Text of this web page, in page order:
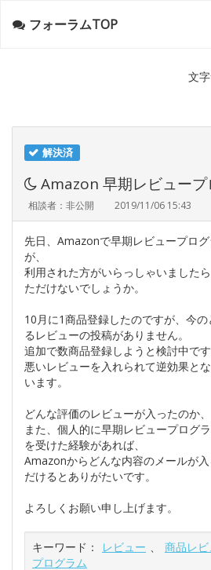
フォーラムTOP
文
解決済
Amazon 早期レビュー
相談者：非公開 2019/11/06 15:43
先日、Amazonで早期レビュープロ
が、
利用された方がいらっしゃいました
ただけないでしょうか。
10月に1商品登録したのですが、今
るレビューの投稿がありません。
追加で数商品登録しようと検討中です
悪いレビューを入れられて逆効果と
います。
どんな評価のレビューが入ったのか、
また、個人的に早期レビュープログ
を受けた経験があれば、
Amazonからどんな内容のメールが
だけるとありがたいです。
よろしくお願い申し上げます。
キーワード： レビュー 、 商品レビ
プログラム